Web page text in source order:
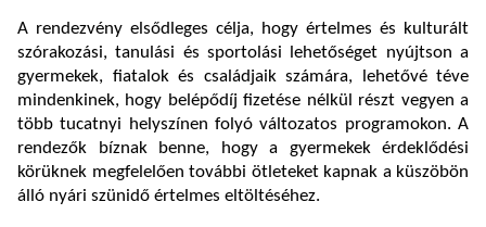
A rendezvény elsődleges célja, hogy értelmes és kulturált
szórakozási, tanulási és sportolási lehetőséget nyújtson a
gyermekek, fiatalok és családjaik számára, lehetővé téve
mindenkinek, hogy belépődíj fizetése nélkül részt vegyen a
több tucatnyi helyszínen folyó változatos programokon. A
rendezők bíznak benne, hogy a gyermekek érdeklődési
körüknek megfelelően további ötleteket kapnak a küszöbön
álló nyári szünidő értelmes eltöltéséhez.